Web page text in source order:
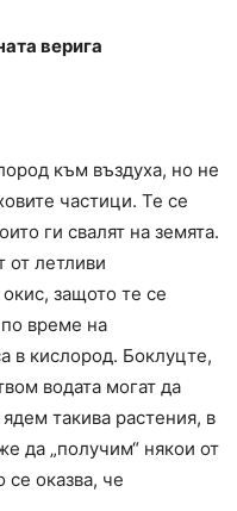
верига
към въздуха, но не
частици. Те се
ги свалят на земята.
от летливи
защото те се
време на
в кислород. Боклуцте,
водата могат да
такива растения, в
да „получим“ някои от
се оказва, че